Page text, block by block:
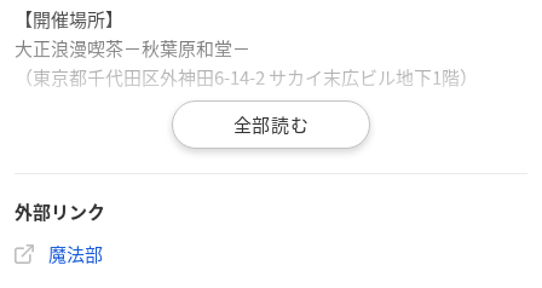
【開催場所】
大正浪漫喫茶−秋葉原和堂−
（東京都千代田区外神田6-14-2 サカイ末広ビル地下1階）
【お食事提供時間】
時30分）
外部リンク
魔法部